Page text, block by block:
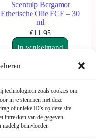
technologieën zoals cookies om
in te stemmen met deze
of unieke ID's op deze site
intrekken van de gegeven
nadelig beïnvloeden.
Scentulp Bergamot
Etherische Olie FCF – 30
ml
€11.95
In winkelmand